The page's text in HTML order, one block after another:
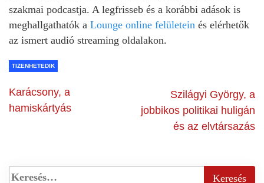
szakmai podcastja. A legfrisseb és a korábbi adások is
meghallgathatók a Lounge online felületein és elérhetők
az ismert audió streaming oldalakon.
TIZENHETEDIK
Karácsony, a
hamiskártyás
Szilágyi György, a
jobbikos politikai huligán
és az elvtársazás